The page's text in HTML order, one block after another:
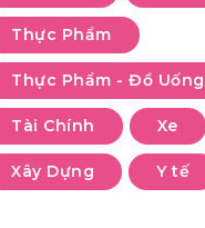
Thực Phẩm
Thực Phẩm - Đồ Uống
Tài Chính Xe
Xây Dựng Y tế